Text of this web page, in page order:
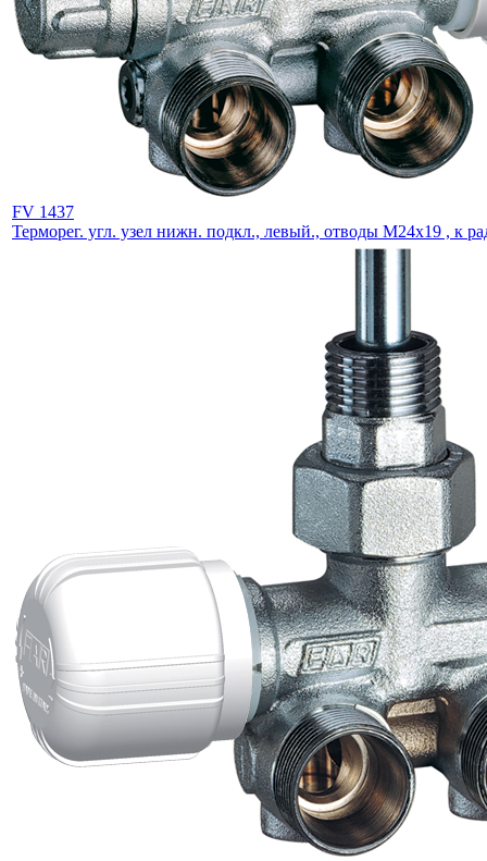
FV 1437
Терморег. угл. узел нижн. подкл., левый., отводы М24х19 , к